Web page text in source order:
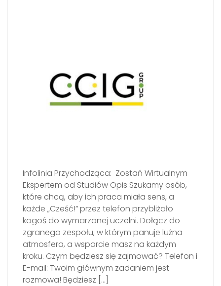
Infolinia Przychodząca: Zostań Wirtualnym
Ekspertem od Studiów Opis Szukamy osób,
które chcą, aby ich praca miała sens, a
każde „Cześć!” przez telefon przybliżało
kogoś do wymarzonej uczelni. Dołącz do
zgranego zespołu, w którym panuje luźna
atmosfera, a wsparcie masz na każdym
kroku. Czym będziesz się zajmować? Telefon i
E-mail: Twoim głównym zadaniem jest
rozmowa! Będziesz […]